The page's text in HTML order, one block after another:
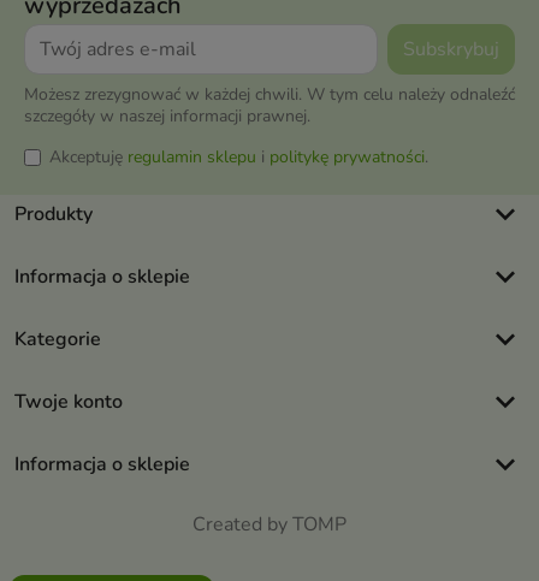
Możesz zrezygnować w każdej chwili. W tym celu należy odnaleźć
szczegóły w naszej informacji prawnej.
Akceptuję regulamin sklepu i politykę prywatności.
Produkty keyboard_arrow_down
Informacja o sklepie keyboard_arrow_down
Kategorie keyboard_arrow_down
Twoje konto keyboard_arrow_down
Informacja o sklepie keyboard_arrow_down
Created by TOMP